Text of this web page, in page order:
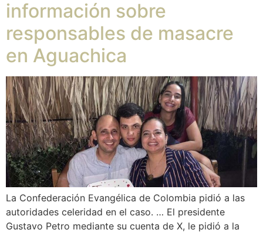
información sobre
responsables de masacre
en Aguachica
La Confederación Evangélica de Colombia pidió a las
autoridades celeridad en el caso. … El presidente
Gustavo Petro mediante su cuenta de X, le pidió a la